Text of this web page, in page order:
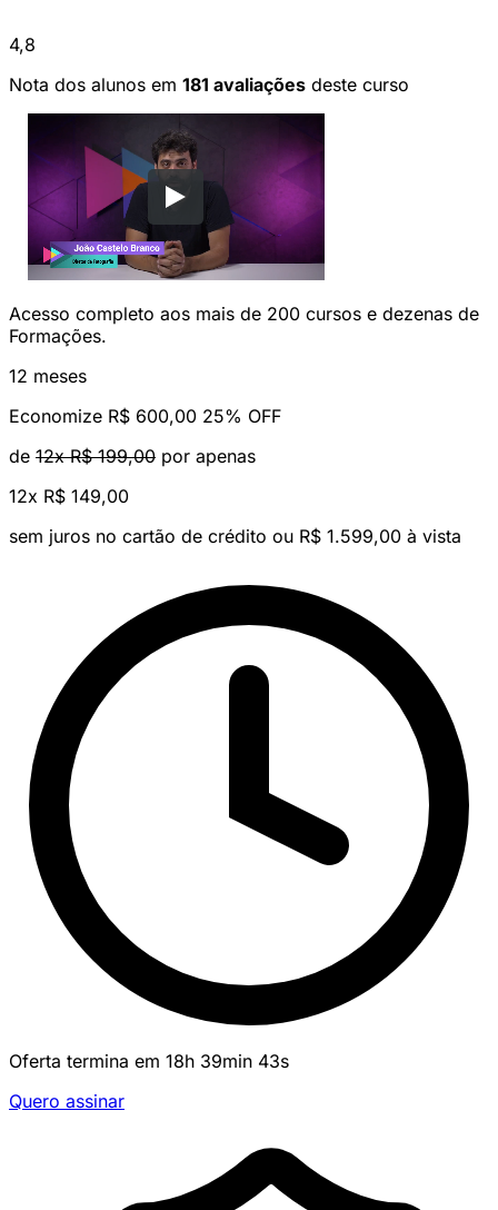
4,8
Nota dos alunos em 181 avaliações deste curso
Acesso completo aos mais de 200 cursos e dezenas de
Formações.
12 meses
Economize R$ 600,00 25% OFF
de 12x R$ 199,00 por apenas
12x R$ 149,00
sem juros no cartão de crédito ou R$ 1.599,00 à vista
Oferta termina em 18h 39min 43s
Quero assinar